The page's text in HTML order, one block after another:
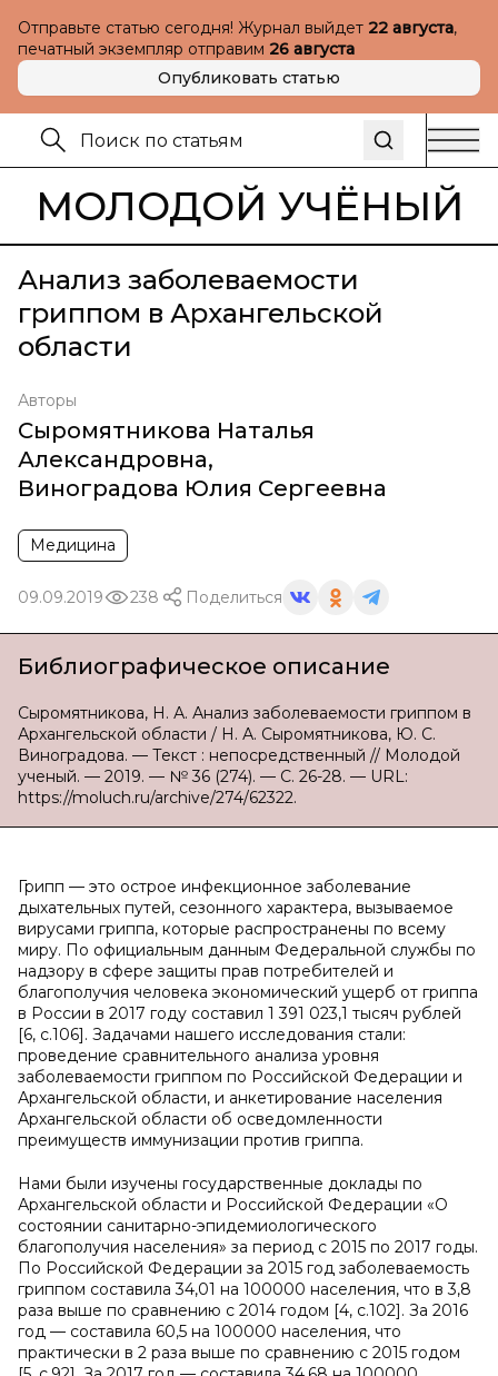
Отправьте статью сегодня! Журнал выйдет 22 августа,
печатный экземпляр отправим 26 августа
Опубликовать статью
МОЛОДОЙ УЧЁНЫЙ
Анализ заболеваемости
гриппом в Архангельской
области
Авторы
Сыромятникова Наталья
Александровна,
Виноградова Юлия Сергеевна
Медицина
09.09.2019 238 Поделиться
Библиографическое описание
Сыромятникова, Н. А. Анализ заболеваемости гриппом в
Архангельской области / Н. А. Сыромятникова, Ю. С.
Виноградова. — Текст : непосредственный // Молодой
ученый. — 2019. — № 36 (274). — С. 26-28. — URL:
https://moluch.ru/archive/274/62322.
Грипп — это острое инфекционное заболевание
дыхательных путей, сезонного характера, вызываемое
вирусами гриппа, которые распространены по всему
миру. По официальным данным Федеральной службы по
надзору в сфере защиты прав потребителей и
благополучия человека экономический ущерб от гриппа
в России в 2017 году составил 1 391 023,1 тысяч рублей
[6, с.106]. Задачами нашего исследования стали:
проведение сравнительного анализа уровня
заболеваемости гриппом по Российской Федерации и
Архангельской области, и анкетирование населения
Архангельской области об осведомленности
преимуществ иммунизации против гриппа.
Нами были изучены государственные доклады по
Архангельской области и Российской Федерации «О
состоянии санитарно-эпидемиологического
благополучия населения» за период с 2015 по 2017 годы.
По Российской Федерации за 2015 год заболеваемость
гриппом составила 34,01 на 100000 населения, что в 3,8
раза выше по сравнению с 2014 годом [4, с.102]. За 2016
год — составила 60,5 на 100000 населения, что
практически в 2 раза выше по сравнению с 2015 годом